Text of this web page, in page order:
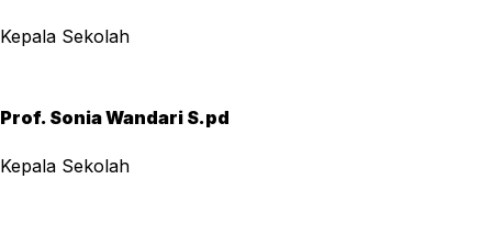
Kepala Sekolah
Prof. Sonia Wandari S.pd
Kepala Sekolah